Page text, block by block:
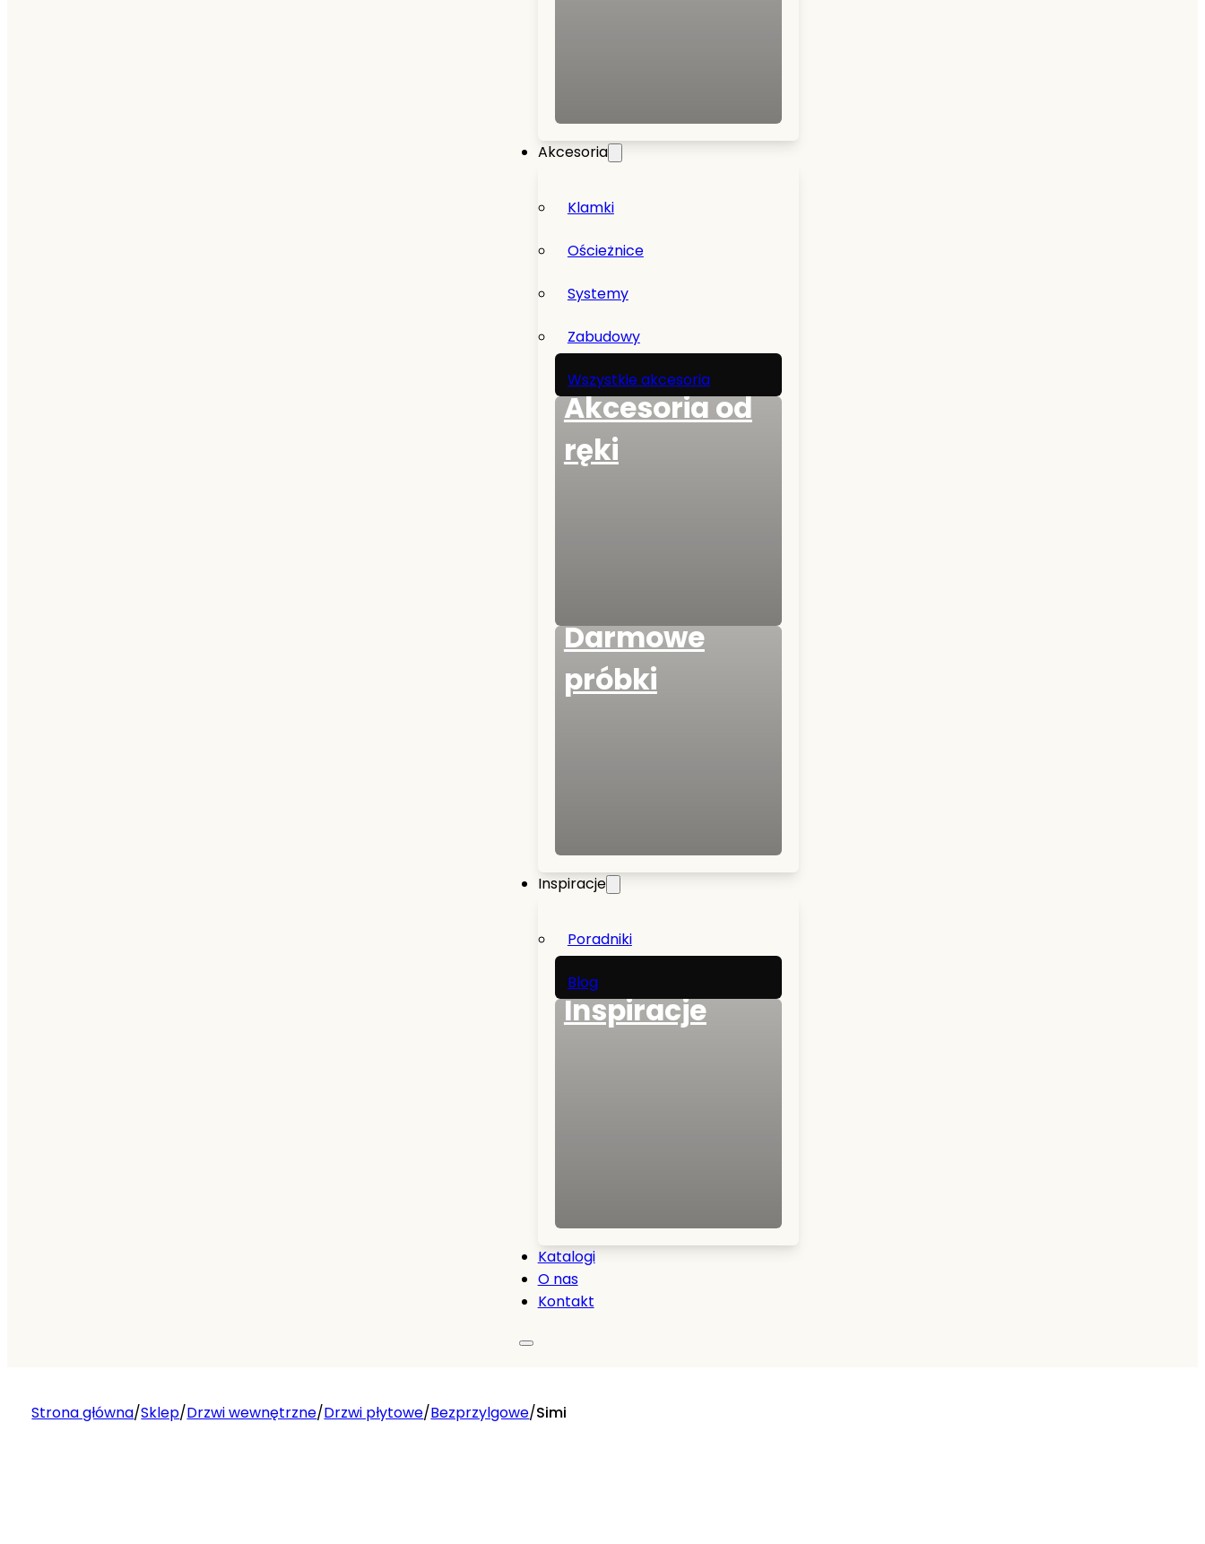
Akcesoria
Klamki
Ościeżnice
Systemy
Zabudowy
Wszystkie akcesoria
Akcesoria od
ręki
Darmowe
próbki
Inspiracje
Poradniki
Blog
Inspiracje
Katalogi
O nas
Kontakt
Strona główna/Sklep/Drzwi wewnętrzne/Drzwi płytowe/Bezprzylgowe/Simi